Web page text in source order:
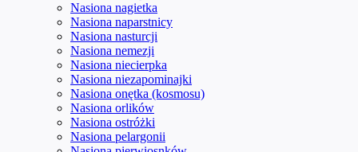
Nasiona nagietka
Nasiona naparstnicy
Nasiona nasturcji
Nasiona nemezji
Nasiona niecierpka
Nasiona niezapominajki
Nasiona onętka (kosmosu)
Nasiona orlików
Nasiona ostróżki
Nasiona pelargonii